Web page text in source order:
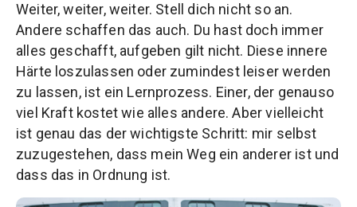
Weiter, weiter, weiter. Stell dich nicht so an.
Andere schaffen das auch. Du hast doch immer
alles geschafft, aufgeben gilt nicht. Diese innere
Härte loszulassen oder zumindest leiser werden
zu lassen, ist ein Lernprozess. Einer, der genauso
viel Kraft kostet wie alles andere. Aber vielleicht
ist genau das der wichtigste Schritt: mir selbst
zuzugestehen, dass mein Weg ein anderer ist und
dass das in Ordnung ist.